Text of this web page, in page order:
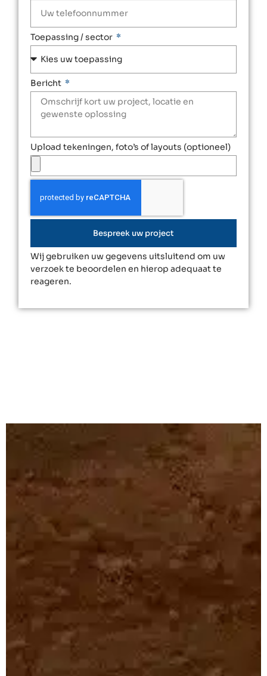
Toepassing / sector
Bericht
Upload tekeningen, foto’s of layouts (optioneel)
Bespreek uw project
Wij gebruiken uw gegevens uitsluitend om uw
verzoek te beoordelen en hierop adequaat te
reageren.